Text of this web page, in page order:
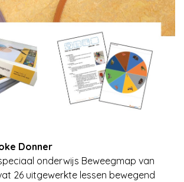
Donner
onderwijs Beweegmap van
26 uitgewerkte lessen bewegend